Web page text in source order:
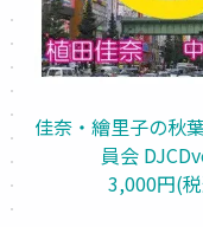
佳奈・繪里子の秋
員会
3,000円(